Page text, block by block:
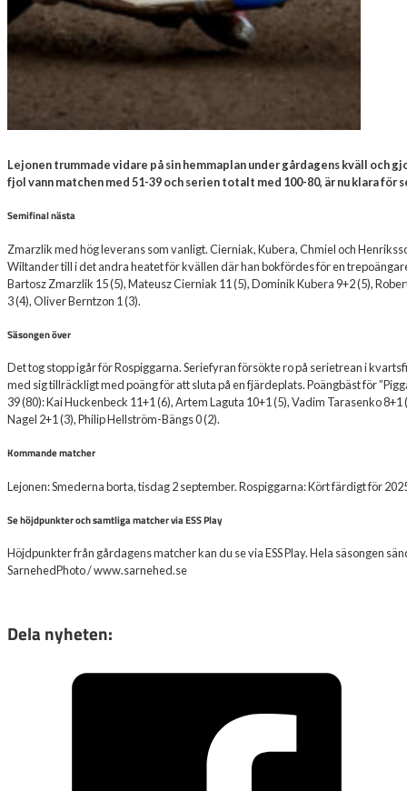
Lejonen trummade vidare på sin hemmaplan under gårdagens kväll och
fjol vann matchen med 51-39 och serien totalt med 100-80, är nu klara för
Semifinal nästa
Zmarzlik med hög leverans som vanligt. Cierniak, Kubera, Chmiel och
Wiltander till i det andra heatet för kvällen där han bokfördes för en
Bartosz Zmarzlik 15 (5), Mateusz Cierniak 11 (5), Dominik Kubera 9+2 (5),
3 (4), Oliver Berntzon 1 (3).
Säsongen över
Det tog stopp igår för Rospiggarna. Seriefyran försökte ro på serietrean i
med sig tillräckligt med poäng för att sluta på en fjärdeplats. Poängbäst för
39 (80): Kai Huckenbeck 11+1 (6), Artem Laguta 10+1 (5), Vadim Tarasenko
Nagel 2+1 (3), Philip Hellström-Bängs 0 (2).
Kommande matcher
Lejonen: Smederna borta, tisdag 2 september. Rospiggarna: Kört färdigt för
Se höjdpunkter och samtliga matcher via ESS Play
Höjdpunkter från gårdagens matcher kan du se via ESS Play. Hela säsongen
SarnehedPhoto / www.sarnehed.se
Dela nyheten: